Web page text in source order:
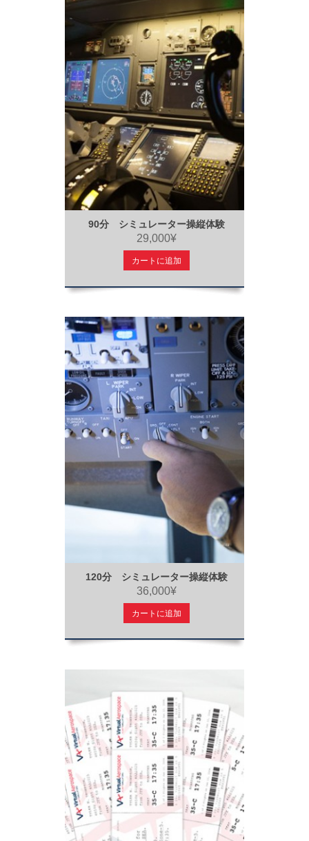
90分 シミュレーター操縦体験
29,000¥
カートに追加
120分 シミュレーター操縦体験
36,000¥
カートに追加